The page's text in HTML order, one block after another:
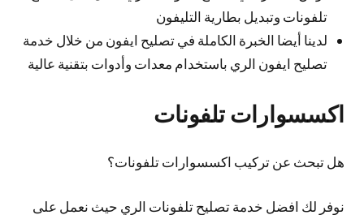
تلفونات وتبديل بطارية التليفون
لدينا أيضا الخبرة الكاملة في تصليح ايفون من خلال خدمة
تصليح ايفون الري باستخدام معدات وأدوات بتقنية عالية
اكسسوارات تلفونات
هل تبحث عن تركيب اكسسوارات تلفونات؟
نوفر لك افضل خدمة تصليح تلفونات الري حيث نعمل على